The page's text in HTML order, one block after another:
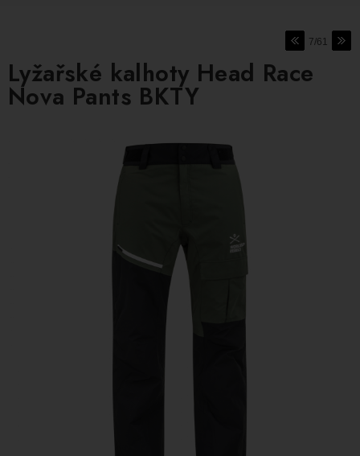
7/61
Lyžařské kalhoty Head Race
Nova Pants BKTY